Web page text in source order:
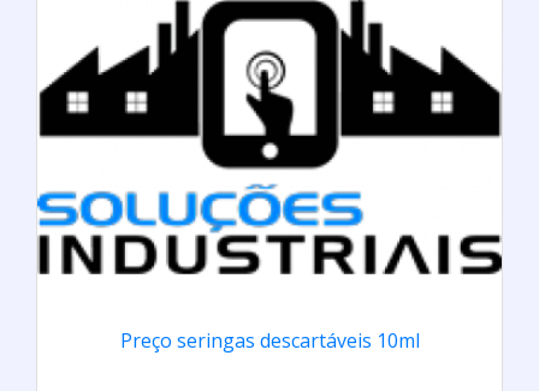
Preço seringas descartáveis 10ml